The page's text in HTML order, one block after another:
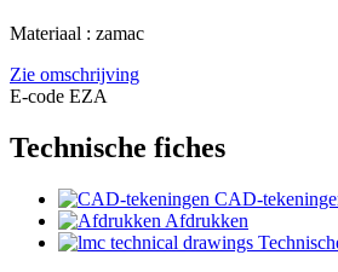
Materiaal : zamac
Zie omschrijving
E-code EZA
Technische fiches
CAD-
Afdrukken